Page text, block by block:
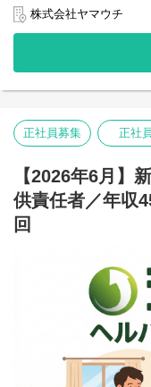
・アルバイトスタッフ採
・数値管理
・競合店調査 等
株式会社ヤマウチ
正社員募集 正社員
【2026年6月
供責任者／年収
回